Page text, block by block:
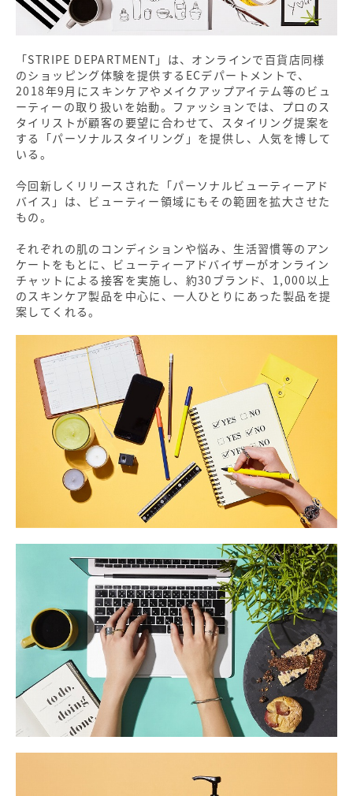
「STRIPE DEPARTMENT」は、オンラインで百貨店同様
のショッピング体験を提供するECデパートメントで、
2018年9月にスキンケアやメイクアップアイテム等のビュ
ーティーの取り扱いを始動。ファッションでは、プロのス
タイリストが顧客の要望に合わせて、スタイリング提案を
する「パーソナルスタイリング」を提供し、人気を博して
いる。
今回新しくリリースされた「パーソナルビューティーアド
バイス」は、ビューティー領域にもその範囲を拡大させた
もの。
それぞれの肌のコンディションや悩み、生活習慣等のアン
ケートをもとに、ビューティーアドバイザーがオンライン
チャットによる接客を実施し、約30ブランド、1,000以上
のスキンケア製品を中心に、一人ひとりにあった製品を提
案してくれる。